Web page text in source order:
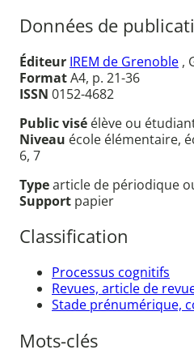
Données de
Éditeur IREM de Grenoble ,
FormatA4, p. 21-36
ISSN 0152-4682
Public visé élève ou
Niveau école élémentaire,
6, 7
Typearticle de périodique
Support papier
Classification
Processus cognitifs
Revues, article de
Stade prénumérique,
Mots-clés